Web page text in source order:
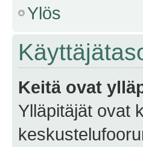
Ylös
Keitä ovat
Ylläpitäjät ovat